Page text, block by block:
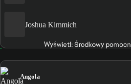
Joshua Kimmich
Wyświetl: Środkowy
Angola